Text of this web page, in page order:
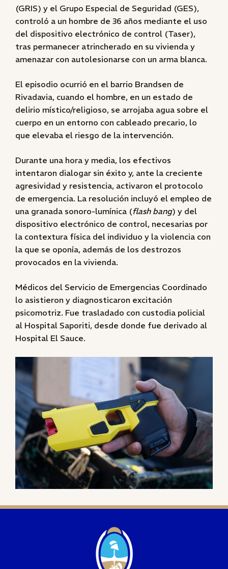
(GRIS) y el Grupo Especial de Seguridad (GES),
controló a un hombre de 36 años mediante el uso
del dispositivo electrónico de control (Taser),
tras permanecer atrincherado en su vivienda y
amenazar con autolesionarse con un arma blanca.
El episodio ocurrió en el barrio Brandsen de
Rivadavia, cuando el hombre, en un estado de
delirio místico/religioso, se arrojaba agua sobre el
cuerpo en un entorno con cableado precario, lo
que elevaba el riesgo de la intervención.
Durante una hora y media, los efectivos
intentaron dialogar sin éxito y, ante la creciente
agresividad y resistencia, activaron el protocolo
de emergencia. La resolución incluyó el empleo de
una granada sonoro-lumínica (flash bang) y del
dispositivo electrónico de control, necesarias por
la contextura física del individuo y la violencia con
la que se oponía, además de los destrozos
provocados en la vivienda.
Médicos del Servicio de Emergencias Coordinado
lo asistieron y diagnosticaron excitación
psicomotriz. Fue trasladado con custodia policial
al Hospital Saporiti, desde donde fue derivado al
Hospital El Sauce.